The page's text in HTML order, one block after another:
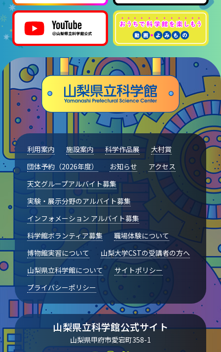
博物館実習について
山梨大学CSTの受講者の方へ
名誉館長あいさつ
お知らせ
サイトポリシー
お問い合わせ
プラネタリウム
イベント
利用案内 施設案内 科学作品展
大村賞
団体予約（2026年度）
お知らせ
アクセス
天文グループアルバイト募集
実験・展示分野のアルバイト募集
インフォメーション アルバイト募集
科学館ボランティア募集
職場体験について
博物館実習について
山梨大学CSTの受講者の方へ
山梨県立科学館について
サイトポリシー
プライバシーポリシー
山梨県立科学館公式サイト
山梨県甲府市愛宕町358-1